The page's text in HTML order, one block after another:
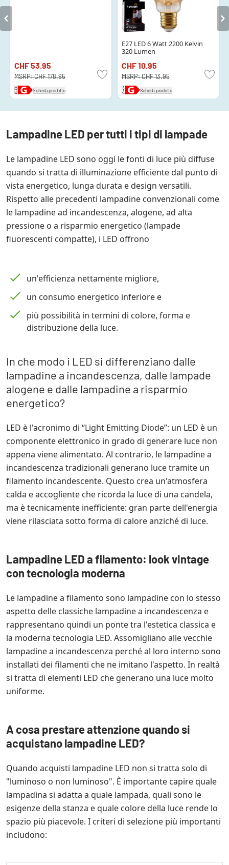
CHF 53.95
MSRP:CHF 178.95
Scheda prodotto
E27 LED 6 Watt 2200 Kelvin
320 Lumen
CHF 10.95
MSRP:CHF 13.95
Scheda prodotto
Lampadine LED per tutti i tipi di lampade
Le lampadine LED sono oggi le fonti di luce più diffuse
quando si tratta di illuminazione efficiente dal punto di
vista energetico, lunga durata e design versatili.
Rispetto alle precedenti lampadine convenzionali come
le lampadine ad incandescenza, alogene, ad alta
pressione o a risparmio energetico (lampade
fluorescenti compatte), i LED offrono
un'efficienza nettamente migliore,
un consumo energetico inferiore e
più possibilità in termini di colore, forma e
distribuzione della luce.
In che modo i LED si differenziano dalle
lampadine a incandescenza, dalle lampade
alogene e dalle lampadine a risparmio
energetico?
LED è l'acronimo di “Light Emitting Diode”: un LED è un
componente elettronico in grado di generare luce non
appena viene alimentato. Al contrario, le lampadine a
incandescenza tradizionali generano luce tramite un
filamento incandescente. Questo crea un'atmosfera
calda e accogliente che ricorda la luce di una candela,
ma è tecnicamente inefficiente: gran parte dell'energia
viene rilasciata sotto forma di calore anziché di luce.
Lampadine LED a filamento: look vintage
con tecnologia moderna
Le lampadine a filamento sono lampadine con lo stesso
aspetto delle classiche lampadine a incandescenza e
rappresentano quindi un ponte tra l'estetica classica e
la moderna tecnologia LED. Assomigliano alle vecchie
lampadine a incandescenza perché al loro interno sono
installati dei filamenti che ne imitano l'aspetto. In realtà
si tratta di elementi LED che generano una luce molto
uniforme.
A cosa prestare attenzione quando si
acquistano lampadine LED?
Quando acquisti lampadine LED non si tratta solo di
"luminoso o non luminoso". È importante capire quale
lampadina si adatta a quale lampada, quali sono le
esigenze della stanza e quale colore della luce rende lo
spazio più piacevole. I criteri di selezione più importanti
includono: